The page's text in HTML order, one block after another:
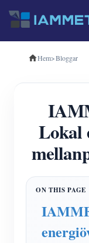
Trefas
Trefas
Trefas
WiFi
Hem>Bloggar
Lokal